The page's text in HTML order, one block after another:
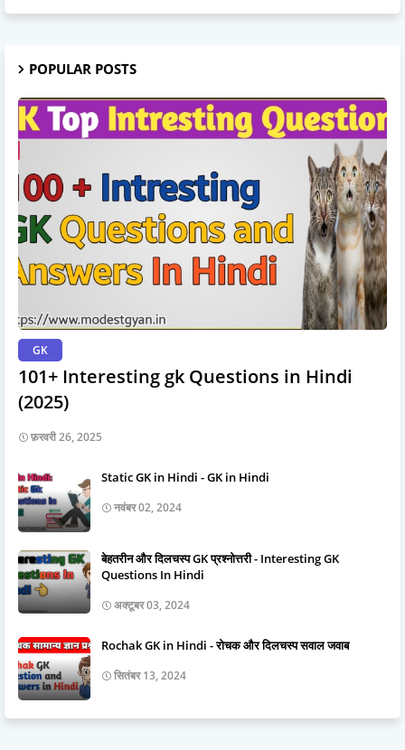
POPULAR POSTS
GK
101+ Interesting gk Questions in Hindi
(2025)
फ़रवरी 26, 2025
Static GK in Hindi - GK in Hindi
नवंबर 02, 2024
बेहतरीन और दिलचस्प GK प्रश्नोत्तरी - Interesting GK
Questions In Hindi
अक्टूबर 03, 2024
Rochak GK in Hindi - रोचक और दिलचस्प सवाल जवाब
सितंबर 13, 2024